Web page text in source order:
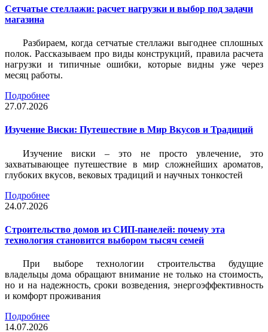
Сетчатые стеллажи: расчет нагрузки и выбор под задачи
магазина
Разбираем, когда сетчатые стеллажи выгоднее сплошных
полок. Рассказываем про виды конструкций, правила расчета
нагрузки и типичные ошибки, которые видны уже через
месяц работы.
Подробнее
27.07.2026
Изучение Виски: Путешествие в Мир Вкусов и Традиций
Изучение виски – это не просто увлечение, это
захватывающее путешествие в мир сложнейших ароматов,
глубоких вкусов, вековых традиций и научных тонкостей
Подробнее
24.07.2026
Строительство домов из СИП-панелей: почему эта
технология становится выбором тысяч семей
При выборе технологии строительства будущие
владельцы дома обращают внимание не только на стоимость,
но и на надежность, сроки возведения, энергоэффективность
и комфорт проживания
Подробнее
14.07.2026